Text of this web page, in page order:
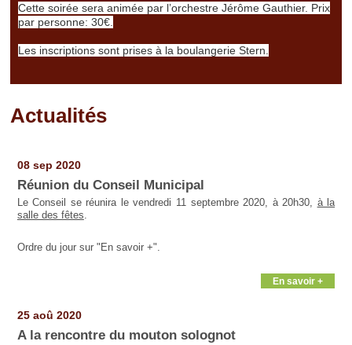
Cette soirée sera animée par l’orchestre Jérôme Gauthier. Prix
par personne: 30€.
Les inscriptions sont prises à la boulangerie Stern.
Actualités
08 sep 2020
Réunion du Conseil Municipal
Le Conseil se réunira le vendredi 11 septembre 2020, à 20h30, à la
salle des fêtes
Ordre du jour sur "En savoir +".
En savoir +
25 aoû 2020
A la rencontre du mouton solognot
Pages